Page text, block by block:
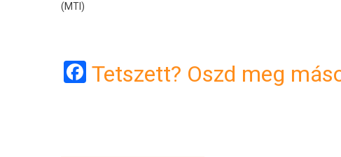
(MTI)
Facebook
Tetszett? Oszd meg